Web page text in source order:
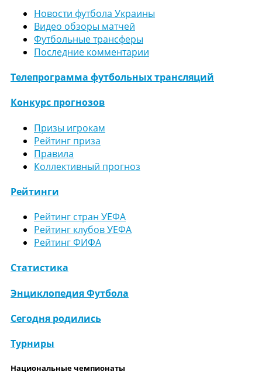
Новости футбола Украины
Видео обзоры матчей
Футбольные трансферы
Последние комментарии
Телепрограмма футбольных трансляций
Конкурс прогнозов
Призы игрокам
Рейтинг приза
Правила
Коллективный прогноз
Рейтинги
Рейтинг стран УЕФА
Рейтинг клубов УЕФА
Рейтинг ФИФА
Статистика
Энциклопедия Футбола
Сегодня родились
Турниры
Национальные чемпионаты